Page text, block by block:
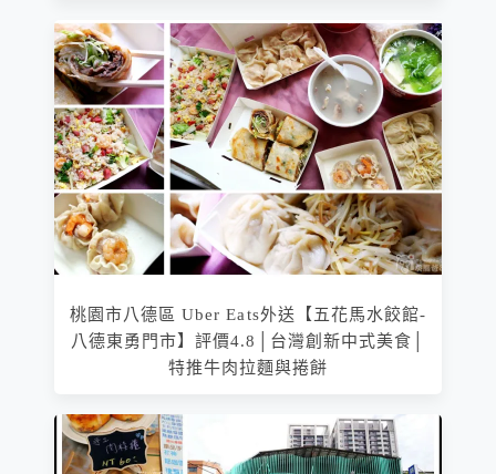
桃園市八德區 Uber Eats外送【五花馬水餃館-
八德東勇門市】評價4.8│台灣創新中式美食│
特推牛肉拉麵與捲餅